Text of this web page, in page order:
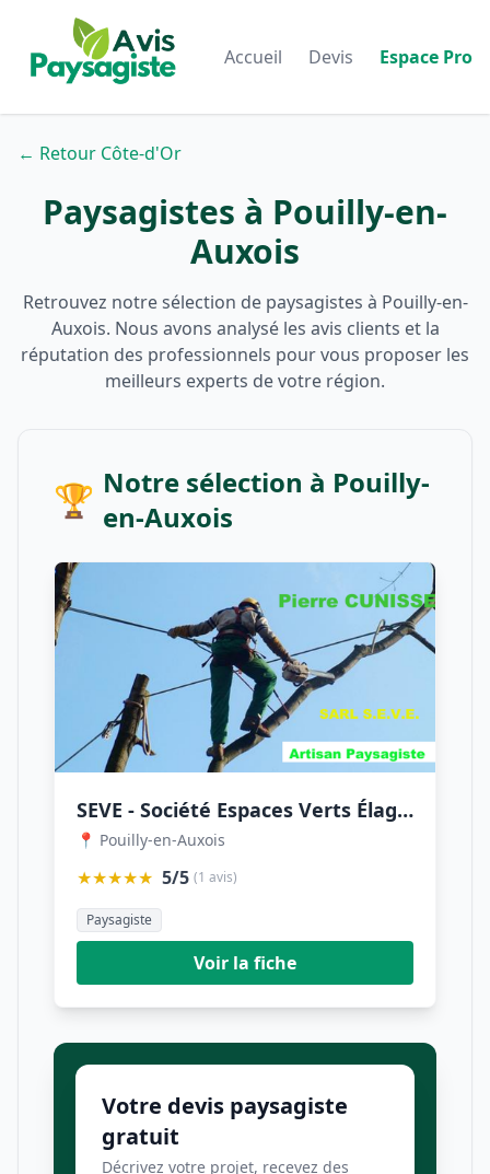
Accueil Devis Espace Pro
← Retour Côte-d'Or
Paysagistes à Pouilly-en-
Auxois
Retrouvez notre sélection de paysagistes à Pouilly-en-
Auxois. Nous avons analysé les avis clients et la
réputation des professionnels pour vous proposer les
meilleurs experts de votre région.
🏆 Notre sélection à Pouilly-
en-Auxois
SEVE - Société Espaces Verts Élagage - Pierre CUNISSET
📍 Pouilly-en-Auxois
★★★★★ 5/5 (1 avis)
Paysagiste
Voir la fiche
Votre devis paysagiste
gratuit
Décrivez votre projet, recevez des